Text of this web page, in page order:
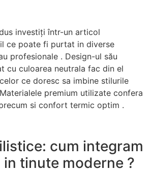
investiți într-un articol
ce poate fi purtat in diverse
profesionale . Design-ul său
cu culoarea neutrala fac din el
ce doresc sa imbine stilurile
premium utilizate confera
si confort termic optim .
cum integram
tinute moderne ?